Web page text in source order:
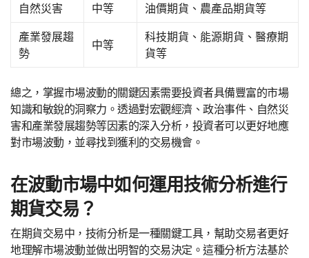
自然災害 中等 油價期貨、農產品期貨等
產業發展趨
勢
中等
科技期貨、能源期貨、醫療期
貨等
總之，掌握市場波動的關鍵因素需要投資者具備豐富的市場
知識和敏銳的洞察力。透過對宏觀經濟、政治事件、自然災
害和產業發展趨勢等因素的深入分析，投資者可以更好地應
對市場波動，並尋找到獲利的交易機會。
在波動市場中如何運用技術分析進行
期貨交易？
在期貨交易中，技術分析是一種關鍵工具，幫助交易者更好
地理解市場波動並做出明智的交易決定。這種分析方法基於